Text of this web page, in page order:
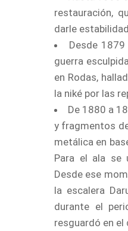
restauración,
darle
Desde
guerra
en Rodas,
la niké por las
De 1880 a
y fragmentos
metálica en
Para el ala se
Desde ese
la escalera
durante el
resguardó en el